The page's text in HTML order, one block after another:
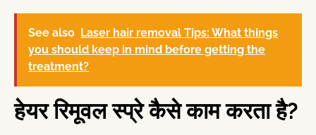
See also Laser hair removal Tips: What things
you should keep in mind before getting the
treatment?
हेयर रिमूवल स्प्रे कैसे काम करता है?